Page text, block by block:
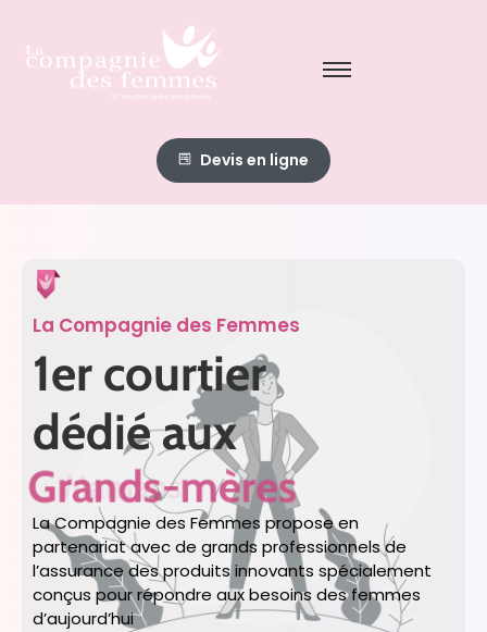
Devis en ligne
La Compagnie des Femmes
1er courtier
dédié aux
Grands-mères
Étudiantes
La Compagnie des Femmes propose en
partenariat avec de grands professionnels de
l’assurance des produits innovants spécialement
conçus pour répondre aux besoins des femmes
d’aujourd’hui